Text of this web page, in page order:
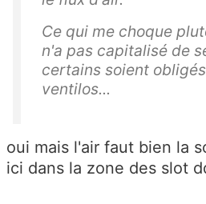
Ce qui me choque
n'a pas capitalisé de
certains soient
ventilos...
oui mais l'air faut bien la
ici dans la zone des slot